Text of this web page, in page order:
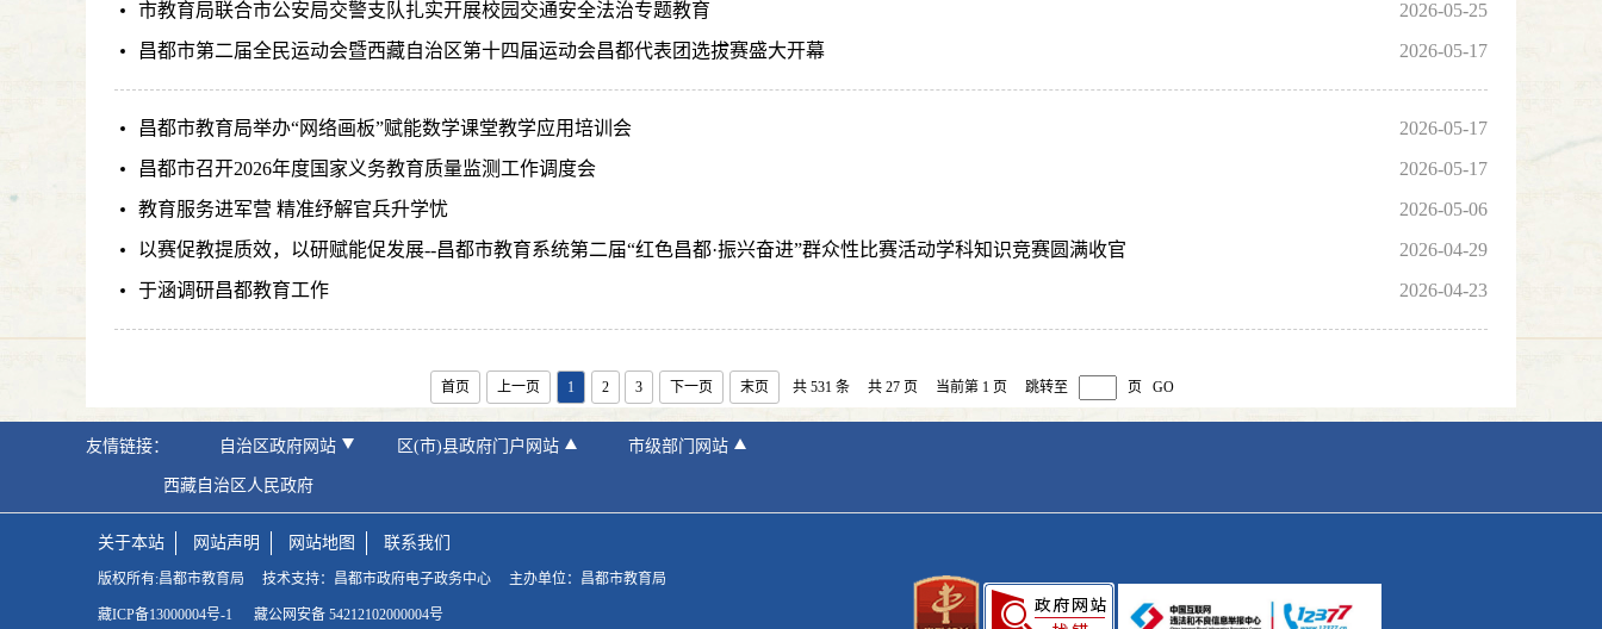
市教育局联合市公安局交警支队扎实开展校园交通安全法治专题教育
2026-05-25
昌都市第二届全民运动会暨西藏自治区第十四届运动会昌都代表团选拔赛盛大开幕
2026-05-17
昌都市教育局举办“网络画板”赋能数学课堂教学应用培训会
2026-05-17
昌都市召开2026年度国家义务教育质量监测工作调度会
2026-05-17
教育服务进军营 精准纾解官兵升学忧
2026-05-06
以赛促教提质效，以研赋能促发展--昌都市教育系统第二届“红色昌都·振兴奋进”群众性比赛活动学科知识竞赛圆满收官
2026-04-29
于涵调研昌都教育工作
2026-04-23
首页 上一页 1 2 3 下一页 末页 共 531 条 共 27 页 当前第 1 页 跳转至 页 GO
友情链接： 自治区政府网站 区(市)县政府门户网站 市级部门网站
西藏自治区人民政府
关于本站 网站声明 网站地图 联系我们
版权所有:昌都市教育局 技术支持：昌都市政府电子政务中心 主办单位：昌都市教育局
藏ICP备13000004号-1 藏公网安备 54212102000004号